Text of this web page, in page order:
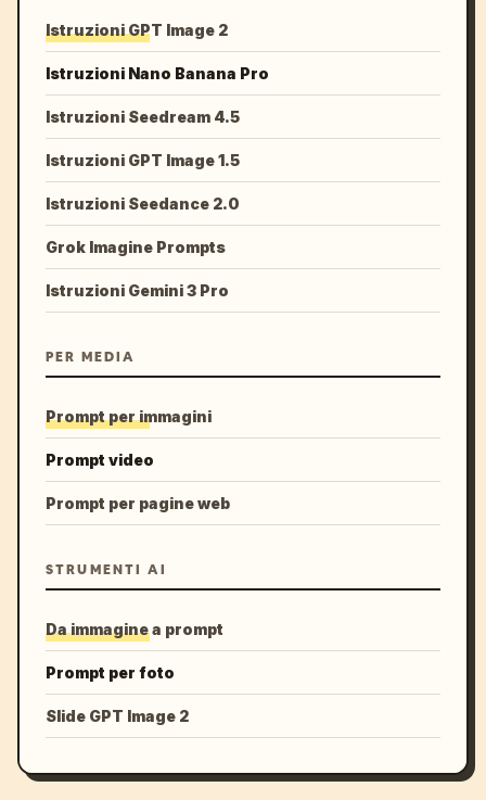
Istruzioni GPT Image 2
Istruzioni Nano Banana Pro
Istruzioni Seedream 4.5
Istruzioni GPT Image 1.5
Istruzioni Seedance 2.0
Grok Imagine Prompts
Istruzioni Gemini 3 Pro
PER MEDIA
Prompt per immagini
Prompt video
Prompt per pagine web
STRUMENTI AI
Da immagine a prompt
Prompt per foto
Slide GPT Image 2